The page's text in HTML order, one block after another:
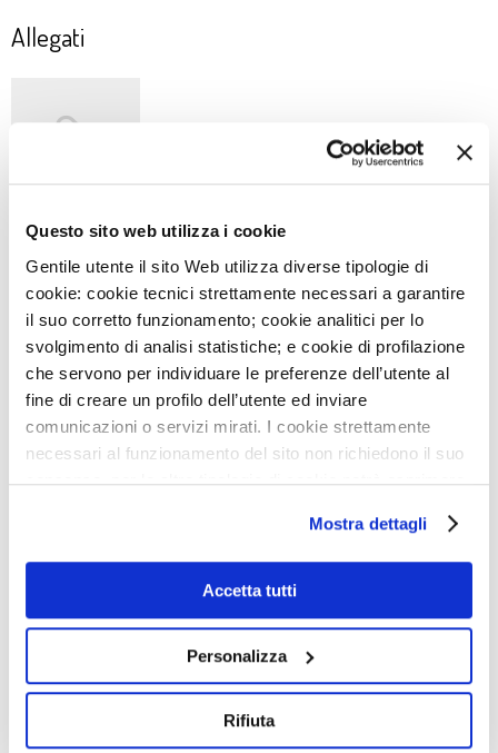
Questo sito web utilizza i cookie
Gentile utente il sito Web utilizza diverse tipologie di
cookie: cookie tecnici strettamente necessari a garantire
il suo corretto funzionamento; cookie analitici per lo
svolgimento di analisi statistiche; e cookie di profilazione
che servono per individuare le preferenze dell’utente al
fine di creare un profilo dell’utente ed inviare
comunicazioni o servizi mirati. I cookie strettamente
necessari al funzionamento del sito non richiedono il suo
consenso, per le altre tipologie di cookie potrà esprimere
Qualora non volesse esprimere preferenze può chiudere
il banner cliccando sul tasto x; in tal caso potranno
essere utilizzati solo i cookie strettamente necessari al
funzionamento del sito. Per “Maggiori Informazioni” la
Mostra dettagli
Accetta tutti
Personalizza
Rifiuta
Allegati
NEWS
AGO
IEO E MONZINO, MODELLI DI OSPEDALI GREEN IN
ITALIA
29LUG
AVVISO: CHIUSURA SERVIZI
NIGHT RUN MONZINO: PUNTO ISCRIZIONI GIOVEDÌ
16/7